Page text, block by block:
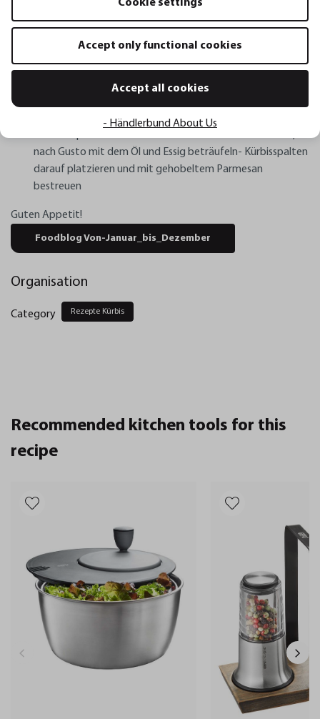
Spalten zum Servieren in den Mini-Servierkorb BBQ
platzieren
Weiter geht´s:
Zum Servieren den Kopfsalat waschen und mit der
Parmesan in der Trommelreibe TRANSFORMA hobeln
nach Gusto mit dem Öl und Essig beträufeln- Kürbisspalten
darauf platzieren und mit gehobeltem Parmesan
bestreuen
Guten Appetit!
Foodblog Von-Januar_bis_Dezember
Organisation
Category Rezepte Kürbis
Recommended kitchen tools for this
recipe
Cookie settings
Accept only functional cookies
Accept all cookies
- Händlerbund About Us